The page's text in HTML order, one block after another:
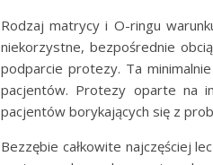
Rodzaj matrycy i O-ringu
niekorzystne, bezpośrednie
podparcie protezy. Ta
pacjentów. Protezy oparte na
pacjentów borykających się z
Bezzębie całkowite najczęściej